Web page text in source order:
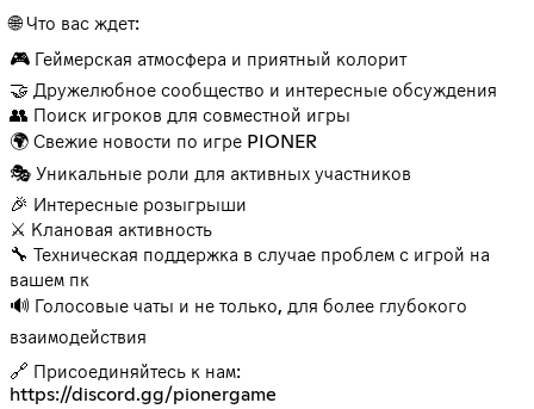
🌐 Что вас ждет:
🎮 Геймерская атмосфера и приятный колорит
🤝 Дружелюбное сообщество и интересные обсуждения
👥 Поиск игроков для совместной игры
🌍 Свежие новости по игре PIONER
🎭 Уникальные роли для активных участников
🎉 Интересные розыгрыши
⚔️ Клановая активность
🔧 Техническая поддержка в случае проблем с игрой на
вашем пк
🔊 Голосовые чаты и не только, для более глубокого
взаимодействия
https://discord.gg/pionergame